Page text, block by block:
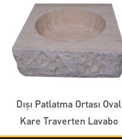
Dışı Patlatma Ortası Oval
Kare Traverten Lavabo